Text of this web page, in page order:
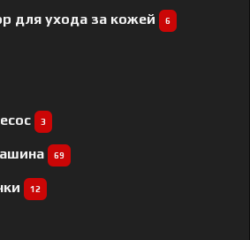
для ухода за кожей 6
3
69
12